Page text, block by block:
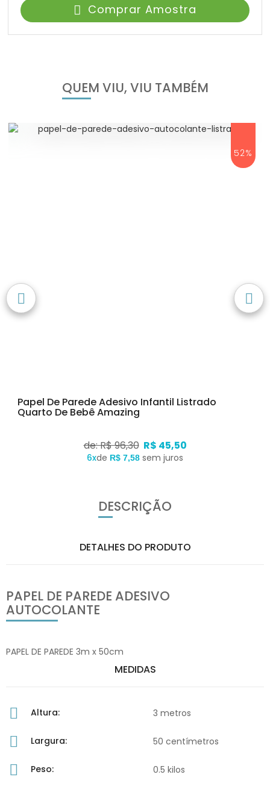
Comprar Amostra
QUEM VIU, VIU TAMBÉM
52%
Papel De Parede Adesivo Infantil Listrado
Quarto De Bebê Amazing
de: R$ 96,30 R$ 45,50
6xde R$ 7,58 sem juros
DESCRIÇÃO
DETALHES DO PRODUTO
PAPEL DE PAREDE ADESIVO
AUTOCOLANTE
PAPEL DE PAREDE 3m x 50cm
MEDIDAS
Altura: 3 metros
Largura: 50 centímetros
Peso: 0.5 kilos